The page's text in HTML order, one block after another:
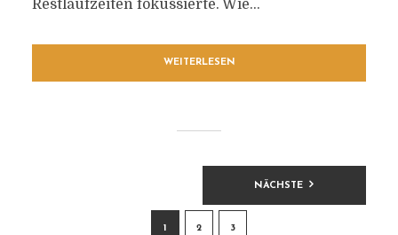
Restlaufzeiten fokussierte. Wie...
WEITERLESEN
BEITRAGSNAVIGATION
1 2 3
NÄCHSTE